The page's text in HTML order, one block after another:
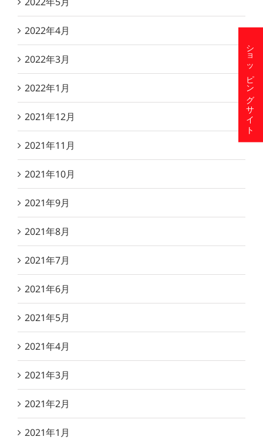
2022年4月
2022年3月
2022年1月
2021年12月
2021年11月
2021年10月
2021年9月
2021年8月
2021年7月
2021年6月
2021年5月
2021年4月
2021年3月
2021年2月
2021年1月
ショッピングサイト